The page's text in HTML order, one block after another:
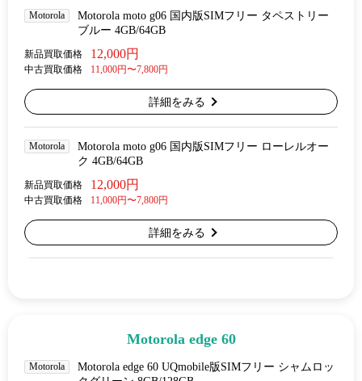
Motorola
Motorola moto g06 国内版SIMフリー タペストリー
ブルー 4GB/64GB
新品買取価格 12,000円
中古買取価格 11,000円〜7,800円
詳細をみる
Motorola
Motorola moto g06 国内版SIMフリー ローレルオー
ク 4GB/64GB
新品買取価格 12,000円
中古買取価格 11,000円〜7,800円
詳細をみる
Motorola edge 60
Motorola
Motorola edge 60 UQmobile版SIMフリー シャムロッ